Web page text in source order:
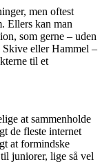
men oftest
Ellers kan man
som gerne – uden
eller Hammel –
til et
at sammenholde
de fleste internet
at formindske
juniorer, lige så vel